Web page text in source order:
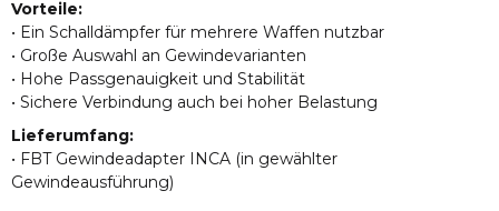
Vorteile:
• Ein Schalldämpfer für mehrere Waffen nutzbar
• Große Auswahl an Gewindevarianten
• Hohe Passgenauigkeit und Stabilität
• Sichere Verbindung auch bei hoher Belastung
Lieferumfang:
• FBT Gewindeadapter INCA (in gewählter
Gewindeausführung)